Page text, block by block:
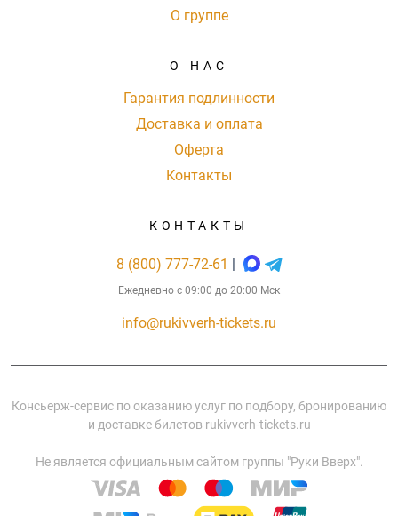
О группе
О НАС
Гарантия подлинности
Доставка и оплата
Оферта
Контакты
КОНТАКТЫ
8 (800) 777-72-61 |
Ежедневно с 09:00 до 20:00 Мск
info@rukivverh-tickets.ru
Консьерж-сервис по оказанию услуг по подбору, бронированию
и доставке билетов rukivverh-tickets.ru
Не является официальным сайтом группы "Руки Вверх".